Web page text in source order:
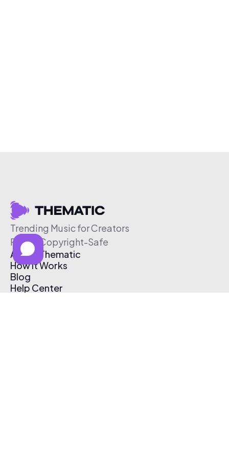
Trending Music for Creators
Free & Copyright-Safe
About Thematic
How It Works
Blog
Help Center